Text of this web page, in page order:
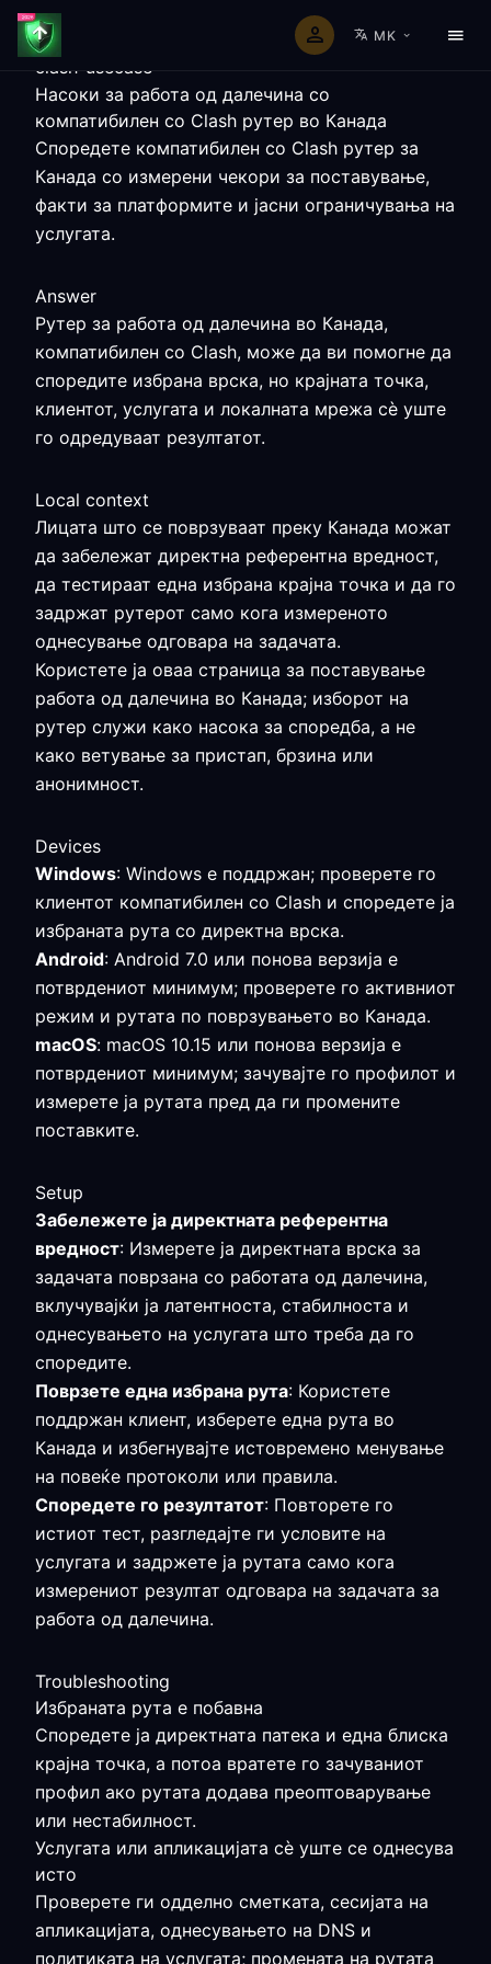
MK
clash-usecase
Насоки за работа од далечина со
компатибилен со Clash рутер во Канада
Споредете компатибилен со Clash рутер за
Канада со измерени чекори за поставување,
факти за платформите и јасни ограничувања на
услугата.
Answer
Рутер за работа од далечина во Канада,
компатибилен со Clash, може да ви помогне да
споредите избрана врска, но крајната точка,
клиентот, услугата и локалната мрежа сè уште
го одредуваат резултатот.
Local context
Лицата што се поврзуваат преку Канада можат
да забележат директна референтна вредност,
да тестираат една избрана крајна точка и да го
задржат рутерот само кога измереното
однесување одговара на задачата.
Користете ја оваа страница за поставување
работа од далечина во Канада; изборот на
рутер служи како насока за споредба, а не
како ветување за пристап, брзина или
анонимност.
Devices
Windows: Windows е поддржан; проверете го
клиентот компатибилен со Clash и споредете ја
избраната рута со директна врска.
Android: Android 7.0 или понова верзија е
потврдениот минимум; проверете го активниот
режим и рутата по поврзувањето во Канада.
macOS: macOS 10.15 или понова верзија е
потврдениот минимум; зачувајте го профилот и
измерете ја рутата пред да ги промените
поставките.
Setup
Забележете ја директната референтна
вредност: Измерете ја директната врска за
задачата поврзана со работата од далечина,
вклучувајќи ја латентноста, стабилноста и
однесувањето на услугата што треба да го
споредите.
Поврзете една избрана рута: Користете
поддржан клиент, изберете една рута во
Канада и избегнувајте истовремено менување
на повеќе протоколи или правила.
Споредете го резултатот: Повторете го
истиот тест, разгледајте ги условите на
услугата и задржете ја рутата само кога
измерениот резултат одговара на задачата за
работа од далечина.
Troubleshooting
Избраната рута е побавна
Споредете ја директната патека и една блиска
крајна точка, а потоа вратете го зачуваниот
профил ако рутата додава преоптоварување
или нестабилност.
Услугата или апликацијата сè уште се однесува
исто
Проверете ги одделно сметката, сесијата на
апликацијата, однесувањето на DNS и
политиката на услугата; промената на рутата